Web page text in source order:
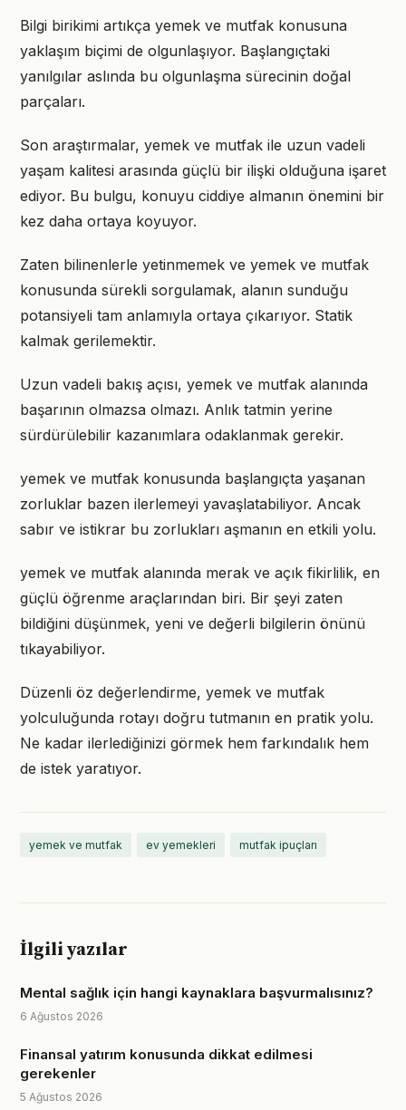
Bilgi birikimi artıkça yemek ve mutfak konusuna
yaklaşım biçimi de olgunlaşıyor. Başlangıçtaki
yanılgılar aslında bu olgunlaşma sürecinin doğal
parçaları.
Son araştırmalar, yemek ve mutfak ile uzun vadeli
yaşam kalitesi arasında güçlü bir ilişki olduğuna işaret
ediyor. Bu bulgu, konuyu ciddiye almanın önemini bir
kez daha ortaya koyuyor.
Zaten bilinenlerle yetinmemek ve yemek ve mutfak
konusunda sürekli sorgulamak, alanın sunduğu
potansiyeli tam anlamıyla ortaya çıkarıyor. Statik
kalmak gerilemektir.
Uzun vadeli bakış açısı, yemek ve mutfak alanında
başarının olmazsa olmazı. Anlık tatmin yerine
sürdürülebilir kazanımlara odaklanmak gerekir.
yemek ve mutfak konusunda başlangıçta yaşanan
zorluklar bazen ilerlemeyi yavaşlatabiliyor. Ancak
sabır ve istikrar bu zorlukları aşmanın en etkili yolu.
yemek ve mutfak alanında merak ve açık fikirlilik, en
güçlü öğrenme araçlarından biri. Bir şeyi zaten
bildiğini düşünmek, yeni ve değerli bilgilerin önünü
tıkayabiliyor.
Düzenli öz değerlendirme, yemek ve mutfak
yolculuğunda rotayı doğru tutmanın en pratik yolu.
Ne kadar ilerlediğinizi görmek hem farkındalık hem
de istek yaratıyor.
yemek ve mutfak ev yemekleri mutfak ipuçları
İlgili yazılar
Mental sağlık için hangi kaynaklara başvurmalısınız?
6 Ağustos 2026
Finansal yatırım konusunda dikkat edilmesi
gerekenler
5 Ağustos 2026